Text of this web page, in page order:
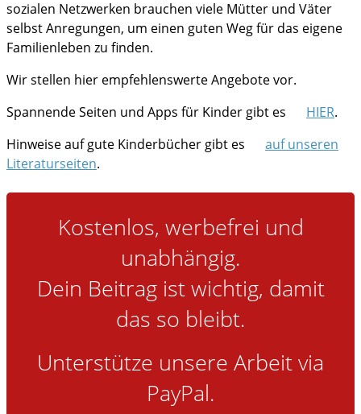
Familienleben
Recht und Finanzen
Medien
Gesundheit
im Notfall
sozialen Netzwerken brauchen viele Mütter und Väter
selbst Anregungen, um einen guten Weg für das eigene
Familienleben zu finden.
Wir stellen hier empfehlenswerte Angebote vor.
Spannende Seiten und Apps für Kinder gibt es
HIER.
Hinweise auf gute Kinderbücher gibt es
auf unseren
Literaturseiten.
Kostenlos, werbefrei und
unabhängig.
Dein Beitrag ist wichtig, damit
das so bleibt.
Unterstütze unsere Arbeit via
PayPal.